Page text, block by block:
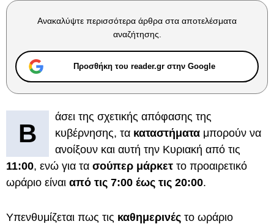
Ανακαλύψτε περισσότερα άρθρα στα αποτελέσματα
αναζήτησης.
Προσθήκη του reader.gr στην Google
Β
άσει της σχετικής απόφασης της
κυβέρνησης, τα καταστήματα μπορούν να
ανοίξουν και αυτή την Κυριακή από τις
11:00, ενώ για τα σούπερ μάρκετ το προαιρετικό
ωράριο είναι από τις 7:00 έως τις 20:00.
Υπενθυμίζεται πως τις καθημερινές το ωράριο